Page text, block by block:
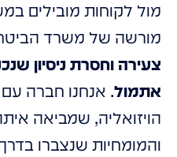
מול לקוחות מובילים
מורשה של משרד
צעירה וחסרת ניסיון
אתמול. אנחנו חברה
הויזואליה, שמביאה
והמומחיות שנצברו